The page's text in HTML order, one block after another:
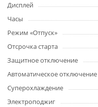
Дисплей
Часы
Режим «Отпуск»
Отсрочка старта
Защитное отключение
Автоматическое отключение
Суперохлаждение
Электроподжиг